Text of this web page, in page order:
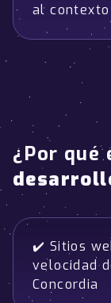
al
¿Por qué
✔️ Sitios
velocidad
Concordia